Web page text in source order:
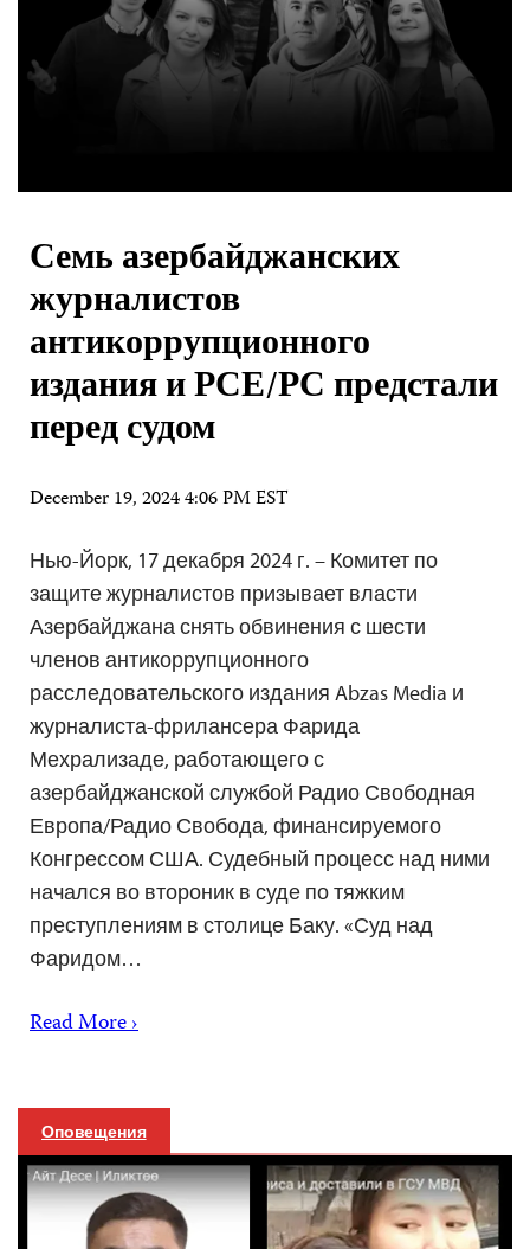
Семь азербайджанских
журналистов
антикоррупционного
издания и РСЕ/РС предстали
перед судом
December 19, 2024 4:06 PM EST
Нью-Йорк, 17 декабря 2024 г. – Комитет по
защите журналистов призывает власти
Азербайджана снять обвинения с шести
членов антикоррупционного
расследовательского издания Abzas Media и
журналиста-фрилансера Фарида
Мехрализаде, работающего с
азербайджанской службой Радио Свободная
Европа/Радио Свобода, финансируемого
Конгрессом США. Судебный процесс над ними
начался во второник в суде по тяжким
преступлениям в столице Баку. «Суд над
Фаридом…
Read More ›
Оповещения